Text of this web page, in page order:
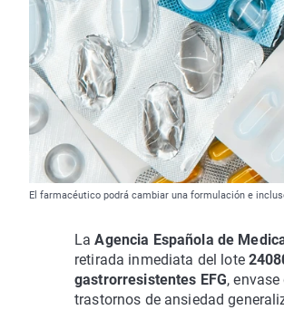
El farmacéutico podrá cambiar una formulación e
La Agencia Española de
retirada inmediata del lote
gastrorresistentes EFG,
trastornos de ansiedad